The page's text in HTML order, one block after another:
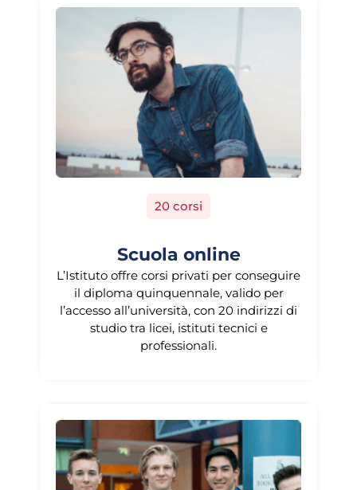
20 corsi
Scuola online
L’Istituto offre corsi privati per conseguire
il diploma quinquennale, valido per
l’accesso all’università, con 20 indirizzi di
studio tra licei, istituti tecnici e
professionali.